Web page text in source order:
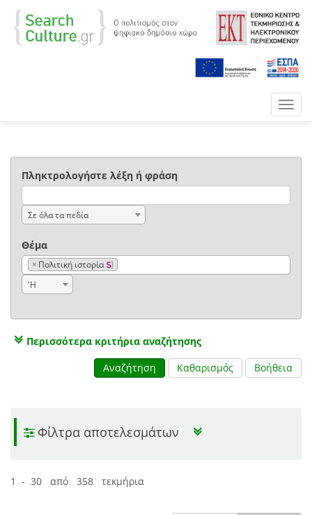
Πληκτρολογήστε λέξη ή φράση
Σε όλα τα πεδία
Θέμα
× Πολιτική ιστορία
'Η
Περισσότερα κριτήρια αναζήτησης
Αναζήτηση
Καθαρισμός Βοήθεια
Φίλτρα αποτελεσμάτων
1 - 30 από 358 τεκμήρια